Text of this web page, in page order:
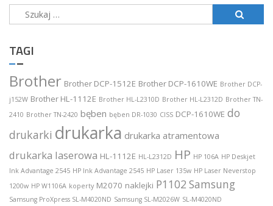
Szukaj:
TAGI
Brother Brother DCP-1512E Brother DCP-1610WE Brother DCP-
j152W Brother HL-1112E Brother HL-L2310D Brother HL-L2312D Brother TN-
2410 Brother TN-2420 bęben bęben DR-1030 CISS DCP-1610WE do
drukarki drukarka drukarka atramentowa
drukarka laserowa HL-1112E HL-L2312D HP HP 106A HP Deskjet
Ink Advantage 2545 HP Ink Advantage 2545 HP Laser 135w HP Laser Neverstop
1200w HP W1106A koperty M2070 naklejki P1102 Samsung
Samsung ProXpress SL-M4020ND Samsung SL-M2026W SL-M4020ND